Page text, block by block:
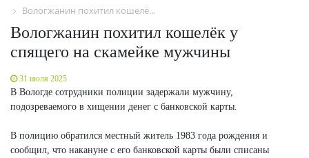
Вологжанин похитил кошелё...
Вологжанин похитил кошелёк у
спящего на скамейке мужчины
31 июля 2025
В Вологде сотрудники полиции задержали мужчину,
подозреваемого в хищении денег с банковской карты.
В полицию обратился местный житель 1983 года рождения и
сообщил, что накануне с его банковской карты были списаны